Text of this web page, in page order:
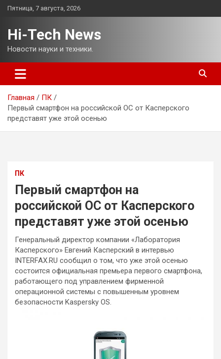
Перейти
Пятница, 7 августа, 2026
Hi-Tech News
Новости науки и техники.
Главная
ПК
Первый смартфон на российской ОС от Касперского
представят уже этой осенью
ПК
Первый смартфон на
российской ОС от Касперского
представят уже этой осенью
Генеральный директор компании «Лаборатория
Касперского» Евгений Касперский в интервью
INTERFAX.RU сообщил о том, что уже этой осенью
состоится официальная премьера первого смартфона,
работающего под управлением фирменной
операционной системы с повышенным уровнем
безопасности Kaspersky OS.